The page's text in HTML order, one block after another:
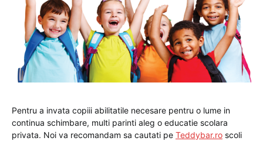
Pentru a invata copiii abilitatile necesare pentru o lume in
continua schimbare, multi parinti aleg o educatie scolara
privata. Noi va recomandam sa cautati pe Teddybar.ro scoli